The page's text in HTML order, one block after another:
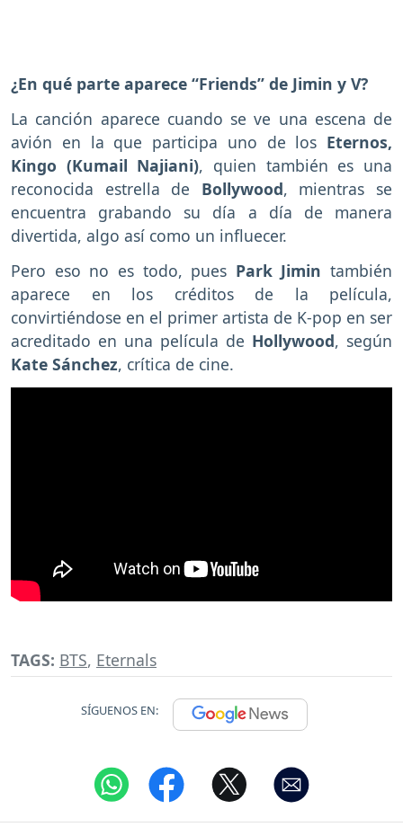
¿En qué parte aparece “Friends” de Jimin y V?
La canción aparece cuando se ve una escena de
avión en la que participa uno de los Eternos,
Kingo (Kumail Najiani), quien también es una
reconocida estrella de Bollywood, mientras se
encuentra grabando su día a día de manera
divertida, algo así como un influecer.
Pero eso no es todo, pues Park Jimin también
aparece en los créditos de la película,
convirtiéndose en el primer artista de K-pop en ser
acreditado en una película de Hollywood, según
Kate Sánchez, crítica de cine.
TAGS: BTS, Eternals
SÍGUENOS EN: